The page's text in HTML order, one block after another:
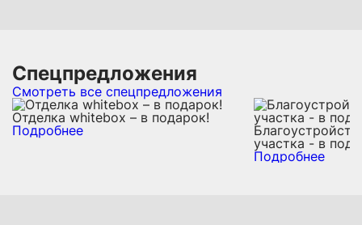
Спецпредложения
Смотреть все спецпредложения
Отделка whitebox – в подарок!
Подробнее
участка - в
Подробнее